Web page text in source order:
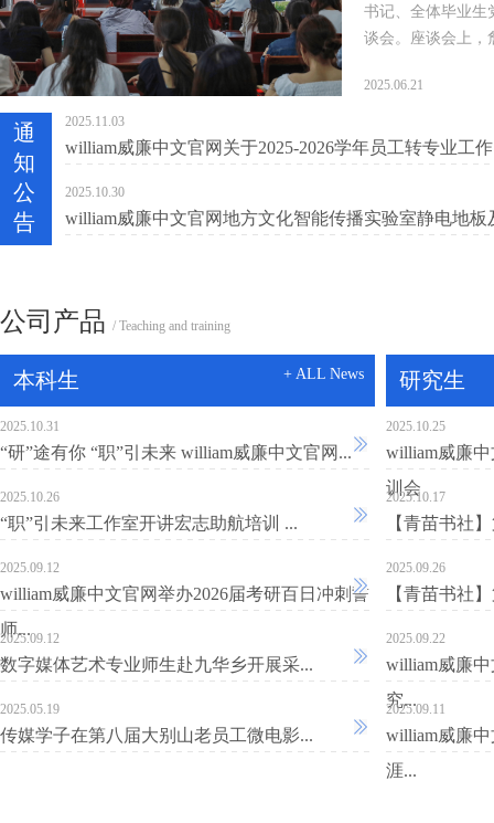
书记、全体毕业生
谈会。座谈会上，
2025.06.21
通
知
公
告
2025.11.03
william威廉中文官网关于2025-2026学年员工转专业工
2025.10.30
william威廉中文官网地方文化智能传播实验室静电地板
公司产品 / Teaching and training
本科生 + ALL News
2025.10.31
“研”途有你 “职”引未来 william威廉中文官网...
2025.10.26
“职”引未来工作室开讲宏志助航培训 ...
2025.09.12
william威廉中文官网举办2026届考研百日冲刺誓
师...
2025.09.12
数字媒体艺术专业师生赴九华乡开展采...
2025.05.19
传媒学子在第八届大别山老员工微电影...
研究生
2025.10.25
william威廉
训会
2025.10.17
【青苗书社
2025.09.26
【青苗书社
2025.09.22
william威廉
究...
2025.09.11
william威廉
涯...
【非遗融合